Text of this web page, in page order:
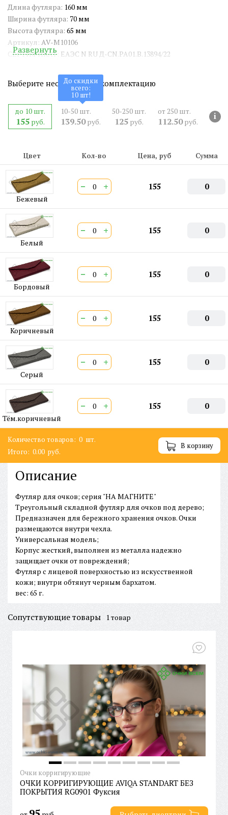
Длина футляра: 160 мм
Ширина футляра: 70 мм
Высота футляра: 65 мм
Артикул: AV-M10106
СЕРТИФИКАТ: ЕАЭС N RU Д-CN.РА01.В.13894/22
Развернуть
Выберите необходимую комплектацию
до 10 шт.
155руб.
10-50 шт.
139.50руб.
До скидки
всего:
10шт!
50-250 шт.
125 руб.
от 250 шт.
112.50руб.
i
Цвет Кол-во Цена, руб Сумма
Бежевый
− + 155 0
Белый
− + 155 0
Бордовый
− + 155 0
Коричневый
− + 155 0
Серый
− + 155 0
Тём.коричневый
− + 155 0
Количество товаров: 0 шт.
Итого: 0.00 руб.
В корзину
Описание
Футляр для очков; серия "НА МАГНИТЕ"
Треугольный складной футляр для очков под дерево;
Предназначен для бережного хранения очков. Очки
размещаются внутри чехла.
Универсальная модель;
Корпус жесткий, выполнен из металла надежно
защищает очки от повреждений;
Футляр с лицевой поверхностью из искусственной
кожи; внутри обтянут черным бархатом.
вес: 65 г.
Сопутствующие товары 1 товар
Очки корригирующие
ОЧКИ КОРРИГИРУЮЩИЕ AVIQA STANDART БЕЗ
ПОКРЫТИЯ RG0901 Фуксия